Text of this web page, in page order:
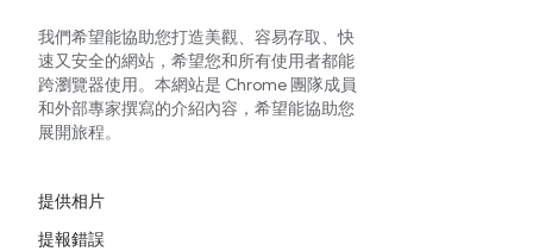
我們希望能協助您打造美觀、容易存取、快
速又安全的網站，希望您和所有使用者都能
跨瀏覽器使用。本網站是 Chrome 團隊成員
和外部專家撰寫的介紹內容，希望能協助您
展開旅程。
提供相片
提報錯誤